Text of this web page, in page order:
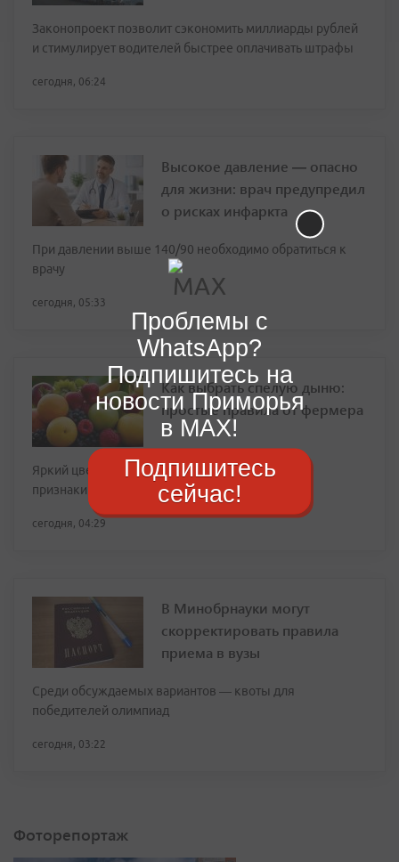
Законопроект позволит сэкономить миллиарды рублей
и стимулирует водителей быстрее оплачивать штрафы
сегодня, 06:24
Высокое давление — опасно
для жизни: врач предупредил
о рисках инфаркта
При давлении выше 140/90 необходимо обратиться к
врачу
сегодня, 05:33
Как выбрать спелую дыню:
простые правила от фермера
Яркий цвет и сетчатый узор на корке — главные
признаки зрелости
сегодня, 04:29
В Минобрнауки могут
скорректировать правила
приема в вузы
Среди обсуждаемых вариантов — квоты для
победителей олимпиад
сегодня, 03:22
Фоторепортаж
Проблемы с
WhatsApp?
Подпишитесь на
новости Приморья
в MAX!
Подпишитесь
сейчас!